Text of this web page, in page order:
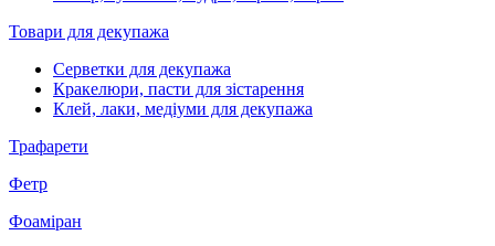
Товари для декупажа
Серветки для декупажа
Кракелюри, пасти для зістарення
Клей, лаки, медіуми для декупажа
Трафарети
Фетр
Фоаміран